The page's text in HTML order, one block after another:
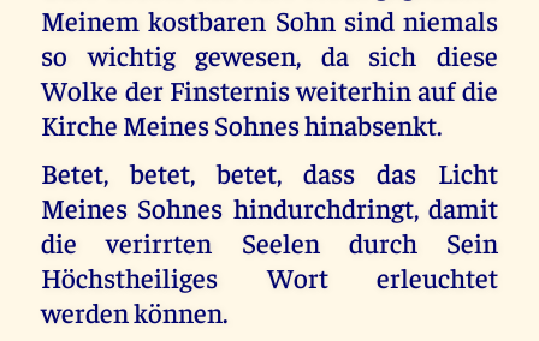
Meinem kostbaren Sohn sind niemals
so wichtig gewesen, da sich diese
Wolke der Finsternis weiterhin auf die
Kirche Meines Sohnes hinabsenkt.
Betet, betet, betet, dass das Licht
Meines Sohnes hindurchdringt, damit
die verirrten Seelen durch Sein
Höchstheiliges Wort erleuchtet
werden können.